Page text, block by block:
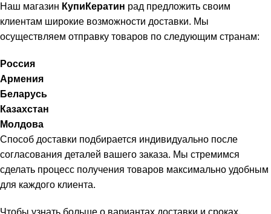
Наш магазин КупиКератин рад предложить своим
клиентам широкие возможности доставки. Мы
осуществляем отправку товаров по следующим странам:
Россия
Армения
Беларусь
Казахстан
Молдова
Способ доставки подбирается индивидуально после
согласования деталей вашего заказа. Мы стремимся
сделать процесс получения товаров максимально удобным
для каждого клиента.
Чтобы узнать больше о вариантах доставки и сроках,